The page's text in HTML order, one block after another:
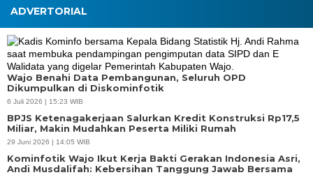
ADVERTORIAL
Wajo Benahi Data Pembangunan, Seluruh OPD
Dikumpulkan di Diskominfotik
6 Juli 2026 | 15:23 WIB
BPJS Ketenagakerjaan Salurkan Kredit Konstruksi Rp17,5
Miliar, Makin Mudahkan Peserta Miliki Rumah
29 Juni 2026 | 14:05 WIB
Kominfotik Wajo Ikut Kerja Bakti Gerakan Indonesia Asri,
Andi Musdalifah: Kebersihan Tanggung Jawab Bersama